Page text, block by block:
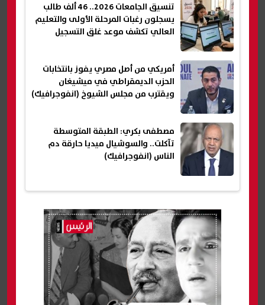
تنسيق الجامعات 2026.. 46 ألف طالب
يسجلون رغبات المرحلة الأولى والتعليم
العالي تكشف موعد غلق التسجيل
أمريكي من أصل مصري يفوز بانتخابات
الحزب الديمقراطي في ميشيغان
ويقترب من مجلس الشيوخ (انفوجرافيك)
مصطفى بكري: الطبقة المتوسطة
تآكلت.. والسوشيال ميديا حارقة دم
الناس (انفوجرافيك)